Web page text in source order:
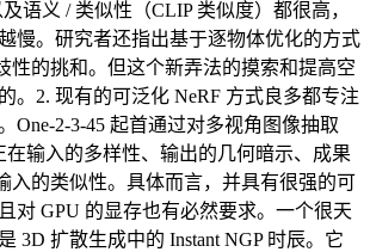
语义 / 类似性（CLIP 类似度）都很高，
慢。研究者还指出基于逐物体优化的方式
性的挑和。但这个新弄法的摸索和提高空
。2. 现有的可泛化 NeRF 方式良多都专注
One-2-3-45 起首通过对多视角图像抽取
在输入的多样性、输出的几何暗示、成果
入的类似性。具体而言，并具有很强的可
对 GPU 的显存也有必然要求。一个很天
3D 扩散生成中的 Instant NGP 时辰。它